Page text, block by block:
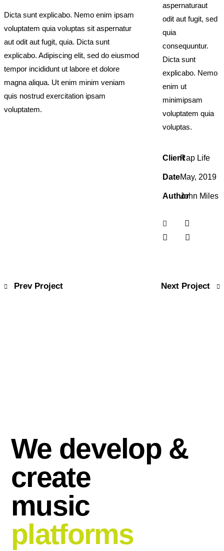
Dicta sunt explicabo. Nemo enim ipsam
voluptatem quia voluptas sit aspernatur
aut odit aut fugit, quia. Dicta sunt
explicabo. Adipiscing elit, sed do eiusmod
tempor incididunt ut labore et dolore
magna aliqua. Ut enim minim veniam
quis nostrud exercitation ipsam
voluptatem.
aspernaturaut
odit aut fugit, sed
quia
consequuntur.
Dicta sunt
explicabo. Nemo
enim ut
minimipsam
voluptatem quia
voluptas.
ClientRap Life
DateMay, 2019
AuthorJohn Miles
Prev Project Next Project
We develop &
create
music
platforms